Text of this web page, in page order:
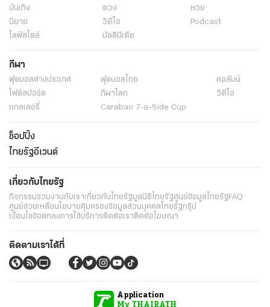
บันเทิง
ดวง
หวย
นิยาย
วิดีโอ
Podcast
ไลฟ์สไตล์
มัลติมีเดีย
กีฬา
ฟุตบอลต่่างประเทศ ฟุตบอลไทย
คอลัมน์
ไฟต์สปอร์ต
กีฬาโลก
วิดีโอ
แกลเลอรี่
Carabao 7-a-Side Cup
ช็อปปิ้ง
ไทยรัฐอีเวนต์
เกี่ยวกับไทยรัฐ
กิจกรรมร่วมงานกับเราเกี่ยวกับไทยรัฐมูลนิธิไทยรัฐศูนย์ข้อมูลไทยรัฐFAQ
ศูนย์ช่วยเหลือนโยบายคุ้มครองข้อมูลส่วนบุคคลไทยรัฐกรุ๊ป
เงื่อนไขข้อตกลงการใช้บริการติดต่อเราติดต่อโฆษณา
ติดตามเราได้ที่
Application
My THAIRATH